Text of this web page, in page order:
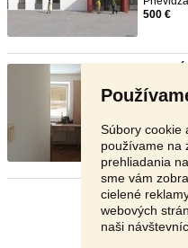
Súbory cookie
používame na
prehliadania
sme vám
cielené
webových
naši
500 €
Predám
Levice -
Stránka: